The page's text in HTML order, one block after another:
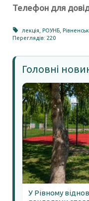
Телефон для
лекція ,РОУНБ ,
Переглядів: 220
Головні
У Рівному